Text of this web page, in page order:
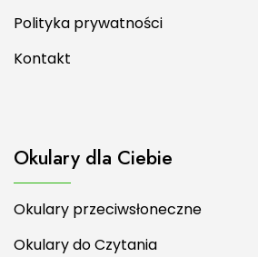
Polityka prywatności
Kontakt
Okulary dla Ciebie
Okulary przeciwsłoneczne
Okulary do Czytania